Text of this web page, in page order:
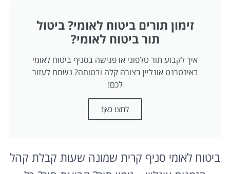
זימון תורים ביטוח לאומי? ביטול
תור ביטוח לאומי?
איך לקבוע תור טלפוני או פגישה בסניף ביטוח לאומי
באינטרנט אונליין בצורה קלה ובטוחה? נשמח לעזור
לכם!
לחצו כאן!
ביטוח לאומי סניף קרית שמונה שעות קבלת קהל